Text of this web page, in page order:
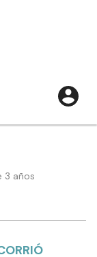
3 años